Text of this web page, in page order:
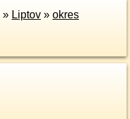
» Liptov » okres